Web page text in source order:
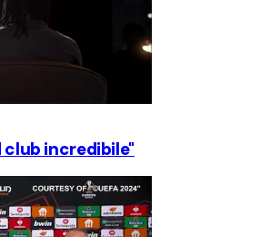
club incredibile"